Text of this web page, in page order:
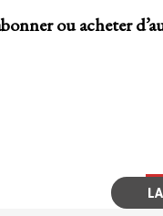
ou acheter